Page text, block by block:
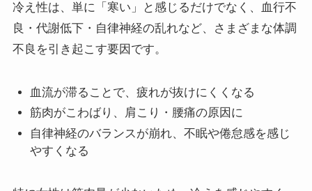
冷え性は、単に「寒い」と感じるだけでなく、血行不
良・代謝低下・自律神経の乱れなど、さまざまな体調
不良を引き起こす要因です。
血流が滞ることで、疲れが抜けにくくなる
筋肉がこわばり、肩こり・腰痛の原因に
自律神経のバランスが崩れ、不眠や倦怠感を感じ
やすくなる